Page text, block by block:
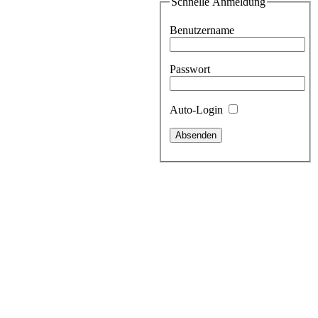
Benutzername
Passwort
Auto-Login